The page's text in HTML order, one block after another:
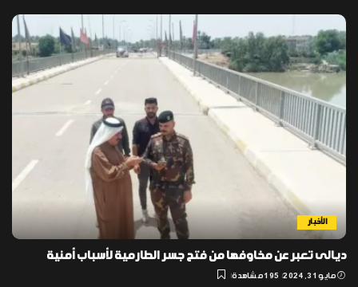
الأخبار
ديالى تعبر عن مخاوفها من فتح جسر الطارمية لأسباب أمنية
مايو 31, 2024 195 مشاهدة